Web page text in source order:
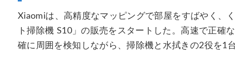
Xiaomiは、高精度なマッピングで部屋をすばやく、
ト掃除機 S10」の販売をスタートした。高速で正確
確に周囲を検知しながら、掃除機と水拭きの2役を1